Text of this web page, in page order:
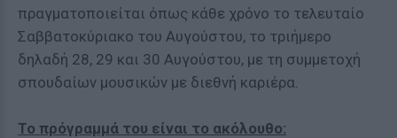
πραγματοποιείται όπως κάθε χρόνο το τελευταίο
Σαββατοκύριακο του Αυγούστου, το τριήμερο
δηλαδή 28, 29 και 30 Αυγούστου, με τη συμμετοχή
σπουδαίων μουσικών με διεθνή καριέρα.
Το πρόγραμμά του είναι το ακόλουθο: